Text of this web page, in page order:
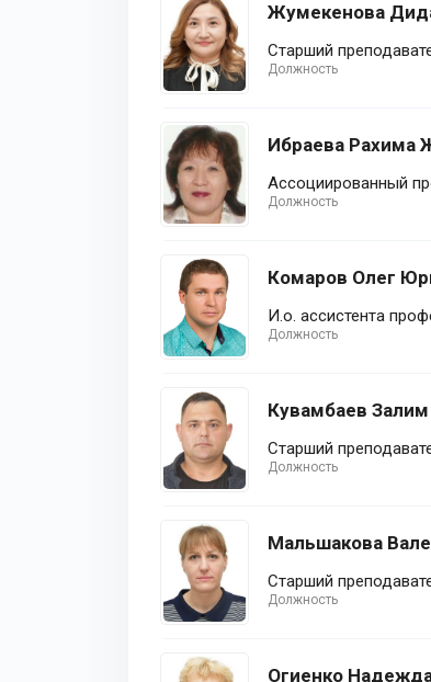
Жумекенова
Старший
Должность
Ибраева Рахима
Ассоциированный
Должность
Комаров Олег
И.о. ассистента
Должность
Кувамбаев
Старший
Должность
Мальшакова
Старший
Должность
Огиенко